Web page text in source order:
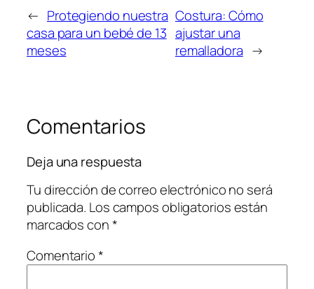
← Protegiendo nuestra
casa para un bebé de 13
meses
Costura: Cómo
ajustar una
remalladora →
Comentarios
Deja una respuesta
Tu dirección de correo electrónico no será
publicada. Los campos obligatorios están
marcados con*
Comentario*